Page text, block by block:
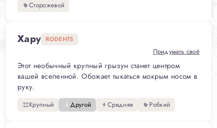
Сторожевой
Хару RODENTS
Придумать своё
Этот необычный крупный грызун станет центром
вашей вселенной. Обожает тыкаться мокрым носом в
руку.
Крупный Другой Средняя Робкий